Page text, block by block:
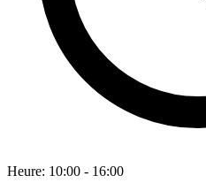
Heure: 10:00 - 16:00